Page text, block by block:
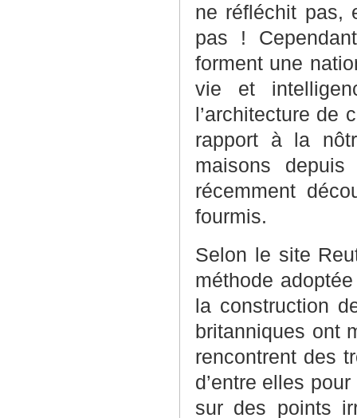
ne réfléchit pas,
pas !
forment une
vie et
l’architecture de
rapport à la
maisons
récemment
fourmis.
Selon le site
méthode
la construction
britanniques ont
rencontrent des
d’entre elles
sur des points